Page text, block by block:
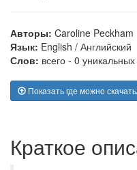
Авторы: Caroline Peckham
Язык: English / Английский
Слов: всего - 0
Показать где можно
Краткое